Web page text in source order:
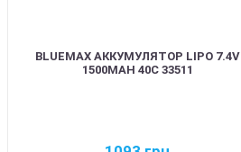
BLUEMAX АККУМУЛЯТОР LIPO 7.4V
1500MAH 40C 33511